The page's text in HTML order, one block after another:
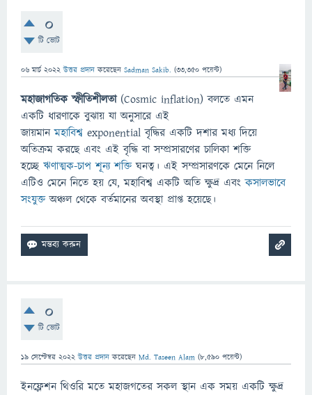
0
টি ভোট
06 মার্চ 2022 উত্তর প্রদান করেছেন Sadman Sakib. (33,350 পয়েন্ট)
মহাজাগতিক স্ফীতিশীলতা(Cosmic inflation) বলতে এমন
একটি ধারণাকে বুঝায় যা অনুসারে এই
জায়মানমহাবিশ্ব exponential বৃদ্ধির একটি দশার মধ্য দিয়ে
অতিক্রম করছে এবং এই বৃদ্ধি বা সম্প্রসারণের চালিকা শক্তি
হচ্ছে ঋণাত্মক-চাপ শূন্য শক্তিঘনত্ব। এই সম্প্রসারণকে মেনে নিলে
এটিও মেনে নিতে হয় যে, মহাবিশ্ব একটি অতি ক্ষুদ্র এবংকসালভাবে
সংযুক্তঅঞ্চল থেকে বর্তমানের অবস্থা প্রাপ্ত হয়েছে।
0
টি ভোট
19 সেপ্টেম্বর 2022 উত্তর প্রদান করেছেন Md. Taseen Alam (8,590 পয়েন্ট)
ইনফ্লেশন থিওরি মতে মহাজগতের সকল স্থান এক সময় একটি ক্ষুদ্র